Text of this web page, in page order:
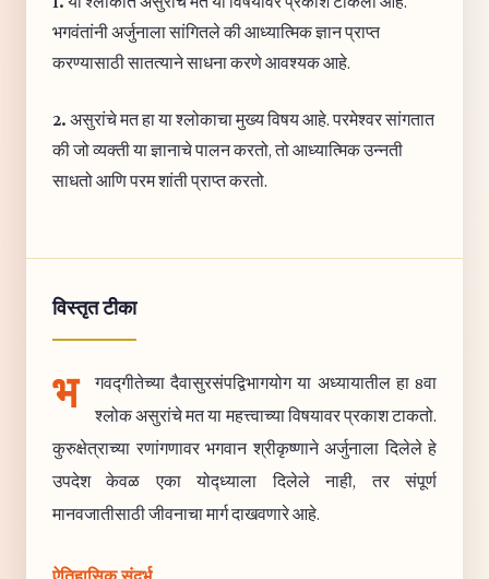
भगवंतांनी अर्जुनाला सांगितले की आध्यात्मिक ज्ञान प्राप्त
करण्यासाठी सातत्याने साधना करणे आवश्यक आहे.
2. असुरांचे मत हा या श्लोकाचा मुख्य विषय आहे. परमेश्वर सांगतात
की जो व्यक्ती या ज्ञानाचे पालन करतो, तो आध्यात्मिक उन्नती
साधतो आणि परम शांती प्राप्त करतो.
विस्तृत टीका
भ
गवद्गीतेच्या दैवासुरसंपद्विभागयोग या अध्यायातील हा 8वा
श्लोक असुरांचे मत या महत्त्वाच्या विषयावर प्रकाश टाकतो.
कुरुक्षेत्राच्या रणांगणावर भगवान श्रीकृष्णाने अर्जुनाला दिलेले हे
उपदेश केवळ एका योद्ध्याला दिलेले नाही, तर संपूर्ण
मानवजातीसाठी जीवनाचा मार्ग दाखवणारे आहे.